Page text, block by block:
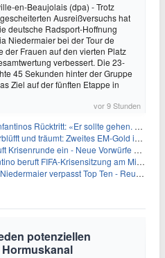
en-Beaujolais (dpa) - Trotz
Ausreißversuchs hat
deutsche Radsport-Hoffnung
Niedermaier bei der Tour de
der Frauen auf den vierten Platz
verbessert. Die 23-
45 Sekunden hinter der Gruppe
Ziel auf der fünften Etappe in
vor 9 Stunden
Rücktritt: «Er sollte gehen. Jetzt»
und träumt: Zweites EM-Gold in Paris
ein - Neue Vorwürfe gegen FIFA
beruft FIFA-Krisensitzung am Mittwoch ein
verpasst Top Ten - Reusser siegt
potenziellen